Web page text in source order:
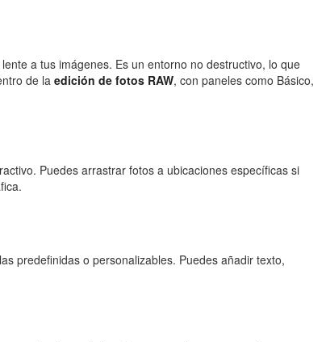
a tus imágenes. Es un entorno no destructivo, lo que
de la edición de fotos RAW, con paneles como Básico,
Puedes arrastrar fotos a ubicaciones específicas si
predefinidas o personalizables. Puedes añadir texto,